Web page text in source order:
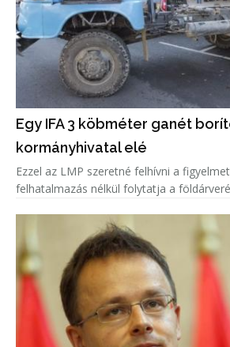
Egy IFA 3 köbméter ganét
kormányhivatal elé
Ezzel az LMP szeretné felhívni a
felhatalmazás nélkül folytatja a